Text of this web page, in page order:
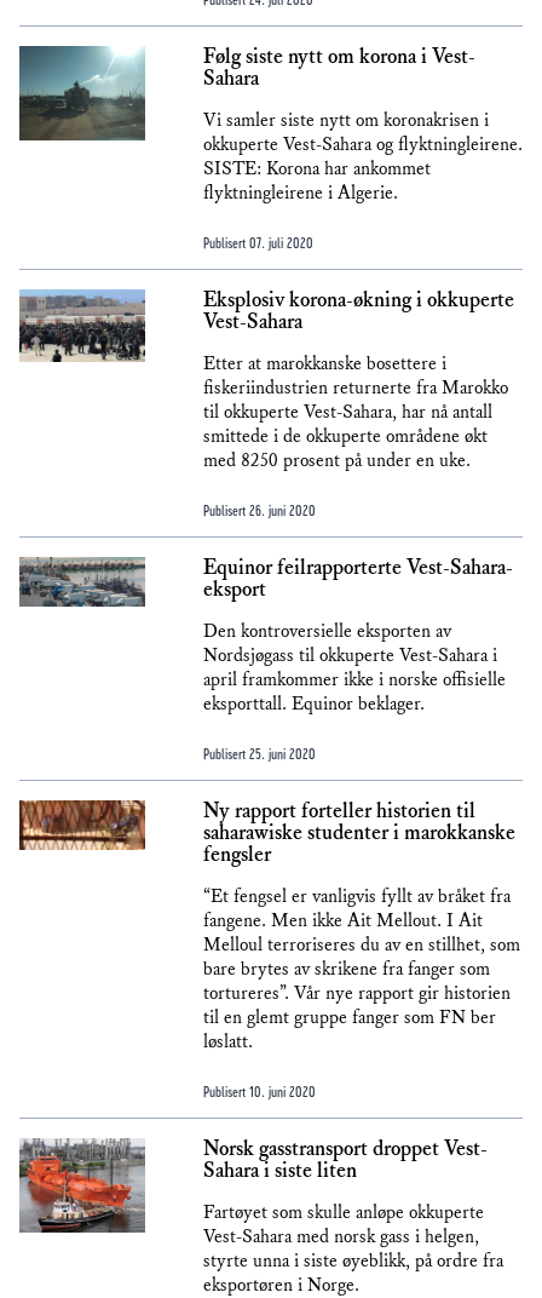
Følg siste nytt om korona i Vest-
Sahara
Vi samler siste nytt om koronakrisen i
okkuperte Vest-Sahara og flyktningleirene.
SISTE: Korona har ankommet
flyktningleirene i Algerie.
Publisert 07. juli 2020
Eksplosiv korona-økning i okkuperte
Vest-Sahara
Etter at marokkanske bosettere i
fiskeriindustrien returnerte fra Marokko
til okkuperte Vest-Sahara, har nå antall
smittede i de okkuperte områdene økt
med 8250 prosent på under en uke.
Publisert 26. juni 2020
Equinor feilrapporterte Vest-Sahara-
eksport
Den kontroversielle eksporten av
Nordsjøgass til okkuperte Vest-Sahara i
april framkommer ikke i norske offisielle
eksporttall. Equinor beklager.
Publisert 25. juni 2020
Ny rapport forteller historien til
saharawiske studenter i marokkanske
fengsler
“Et fengsel er vanligvis fyllt av bråket fra
fangene. Men ikke Ait Mellout. I Ait
Melloul terroriseres du av en stillhet, som
bare brytes av skrikene fra fanger som
tortureres”. Vår nye rapport gir historien
til en glemt gruppe fanger som FN ber
løslatt.
Publisert 10. juni 2020
Norsk gasstransport droppet Vest-
Sahara i siste liten
Fartøyet som skulle anløpe okkuperte
Vest-Sahara med norsk gass i helgen,
styrte unna i siste øyeblikk, på ordre fra
eksportøren i Norge.